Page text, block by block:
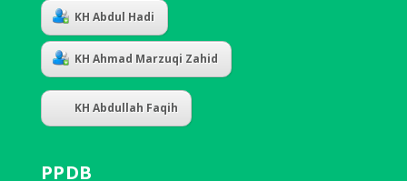
KH Abdul Hadi
KH Ahmad Marzuqi Zahid
KH Abdullah Faqih
PPDB